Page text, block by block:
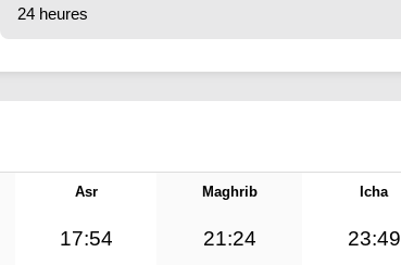
Asr Maghrib Icha
17:54 21:24 23:49